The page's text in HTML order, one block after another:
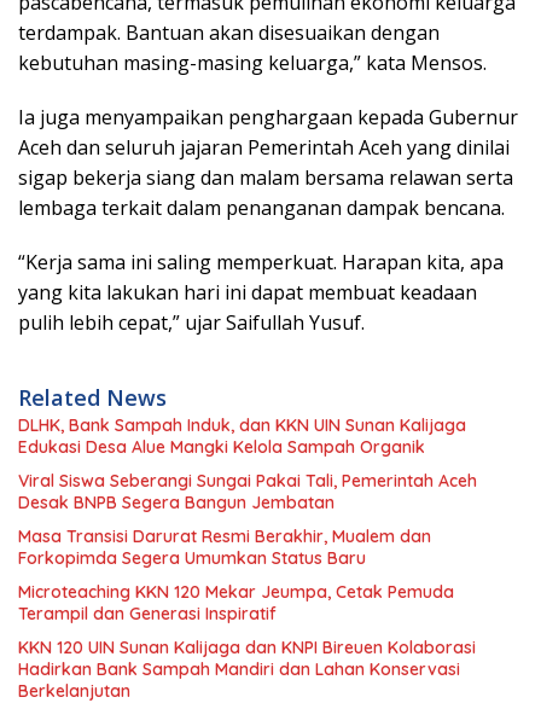
terdampak. Bantuan akan disesuaikan dengan
kebutuhan masing-masing keluarga,” kata Mensos.
Ia juga menyampaikan penghargaan kepada Gubernur
Aceh dan seluruh jajaran Pemerintah Aceh yang dinilai
sigap bekerja siang dan malam bersama relawan serta
lembaga terkait dalam penanganan dampak bencana.
“Kerja sama ini saling memperkuat. Harapan kita, apa
yang kita lakukan hari ini dapat membuat keadaan
pulih lebih cepat,” ujar Saifullah Yusuf.
Related News
DLHK, Bank Sampah Induk, dan KKN UIN Sunan Kalijaga
Edukasi Desa Alue Mangki Kelola Sampah Organik
Viral Siswa Seberangi Sungai Pakai Tali, Pemerintah Aceh
Desak BNPB Segera Bangun Jembatan
Masa Transisi Darurat Resmi Berakhir, Mualem dan
Forkopimda Segera Umumkan Status Baru
Microteaching KKN 120 Mekar Jeumpa, Cetak Pemuda
Terampil dan Generasi Inspiratif
KKN 120 UIN Sunan Kalijaga dan KNPI Bireuen Kolaborasi
Hadirkan Bank Sampah Mandiri dan Lahan Konservasi
Berkelanjutan